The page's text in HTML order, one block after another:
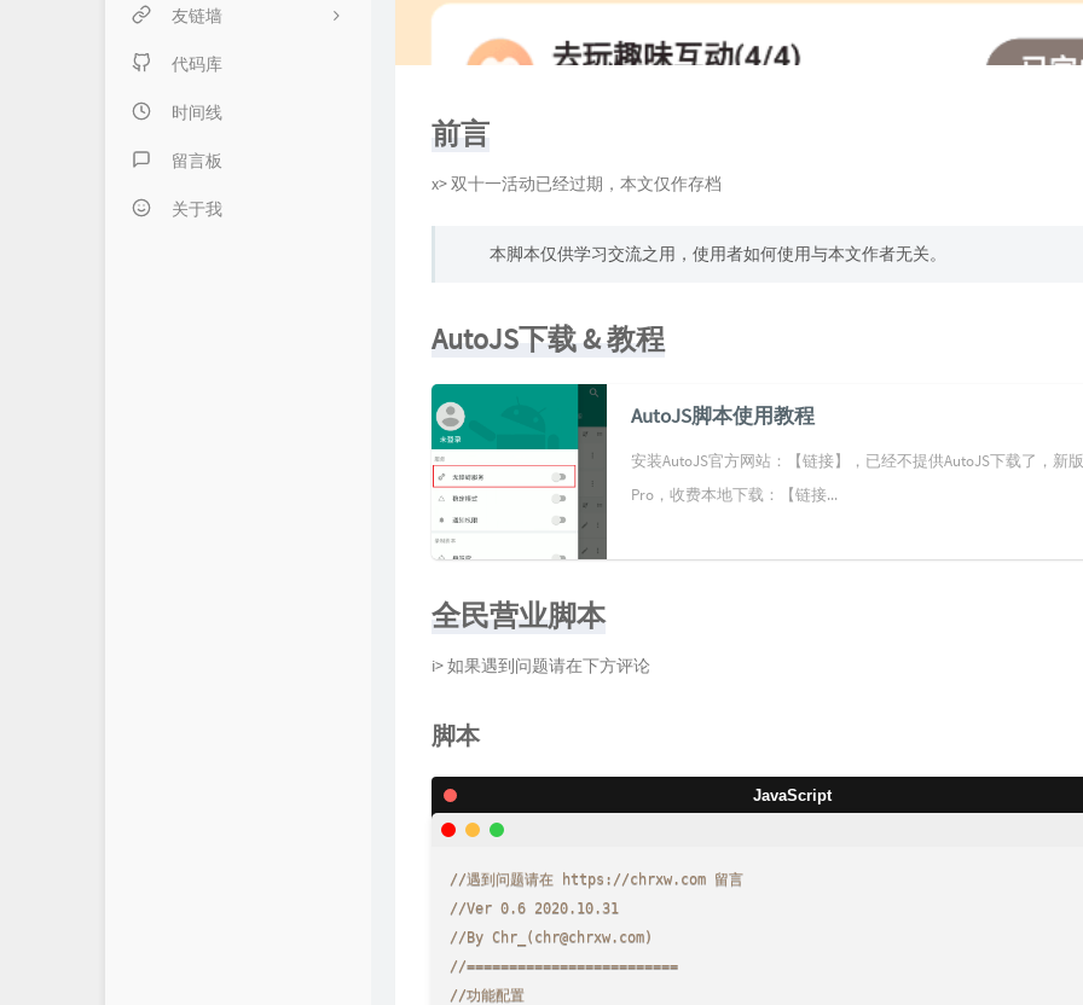
言俞专用
日记本子
懒得分类
友链墙
内页链接 & 友链申请
FANTASY博客
伍言Blog
Albert's Blog
代码库
时间线
留言板
关于我
前言
x> 双十一活动已经过期，本文仅作存档
本脚本仅供学习交流之用，使用者如何使用与本文作者无关。
AutoJS下载 & 教程
AutoJS脚本使用教程
安装AutoJS官方网站：【链接】，已经不提供AutoJS下载了，新
Pro，收费本地下载：【链接...
全民营业脚本
i> 如果遇到问题请在下方评论
脚本
//遇到问题请在 https://chrxw.com 留言
//Ver 0.6 2020.10.31
//By Chr_(chr@chrxw.com)
//=========================
//功能配置
JavaScript